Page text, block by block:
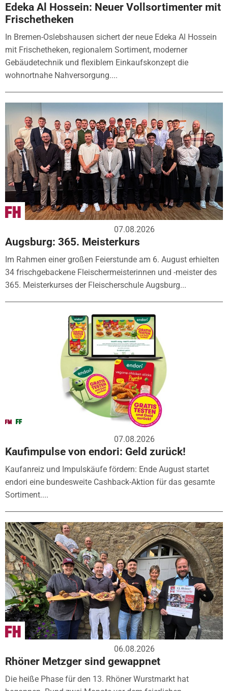
Edeka Al Hossein: Neuer Vollsortimenter mit
Frischetheken
In Bremen-Oslebshausen sichert der neue Edeka Al Hossein
mit Frischetheken, regionalem Sortiment, moderner
Gebäudetechnik und flexiblem Einkaufskonzept die
wohnortnahe Nahversorgung....
07.08.2026
Augsburg: 365. Meisterkurs
Im Rahmen einer großen Feierstunde am 6. August erhielten
34 frischgebackene Fleischermeisterinnen und -meister des
365. Meisterkurses der Fleischerschule Augsburg...
07.08.2026
Kaufimpulse von endori: Geld zurück!
Kaufanreiz und Impulskäufe fördern: Ende August startet
endori eine bundesweite Cashback-Aktion für das gesamte
Sortiment....
06.08.2026
Rhöner Metzger sind gewappnet
Die heiße Phase für den 13. Rhöner Wurstmarkt hat